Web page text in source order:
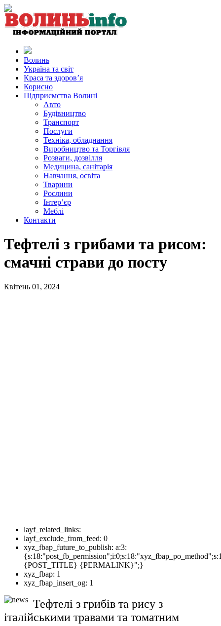
Волинь
Україна та світ
Краса та здоров’я
Корисно
Підприємства Волині
Авто
Будівництво
Транспорт
Послуги
Техніка, обладнання
Виробництво та Торгівля
Розваги, дозвілля
Медицина, санітарія
Навчання, освіта
Тварини
Рослини
Інтер’єр
Меблі
Контакти
Тефтелі з грибами та рисом:
смачні страви до посту
Квітень 01, 2024
layf_related_links:
layf_exclude_from_feed: 0
xyz_fbap_future_to_publish: a:3:
{POST_TITLE} {PERMALINK}";}
xyz_fbap: 1
xyz_fbap_insert_og: 1
Тефтелі з грибів та рису з
італійськими травами та томатним